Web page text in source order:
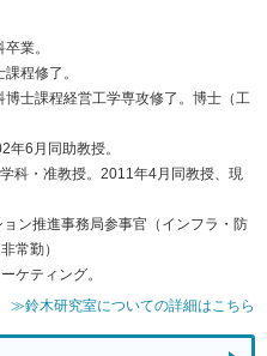
業。
程修了。
士課程経営工学専攻修了。博士（工
6月同助教授。
科・准教授。2011年4月同教授、現
ン推進事務局参事官（インフラ・防
常勤）
ケティング。
≫鈴木研究室についての詳細はこちら